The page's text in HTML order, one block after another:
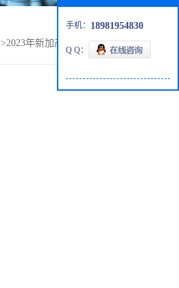
>2023年新加产品 芹烷二烯酮
手机： 18981954830
Q Q：